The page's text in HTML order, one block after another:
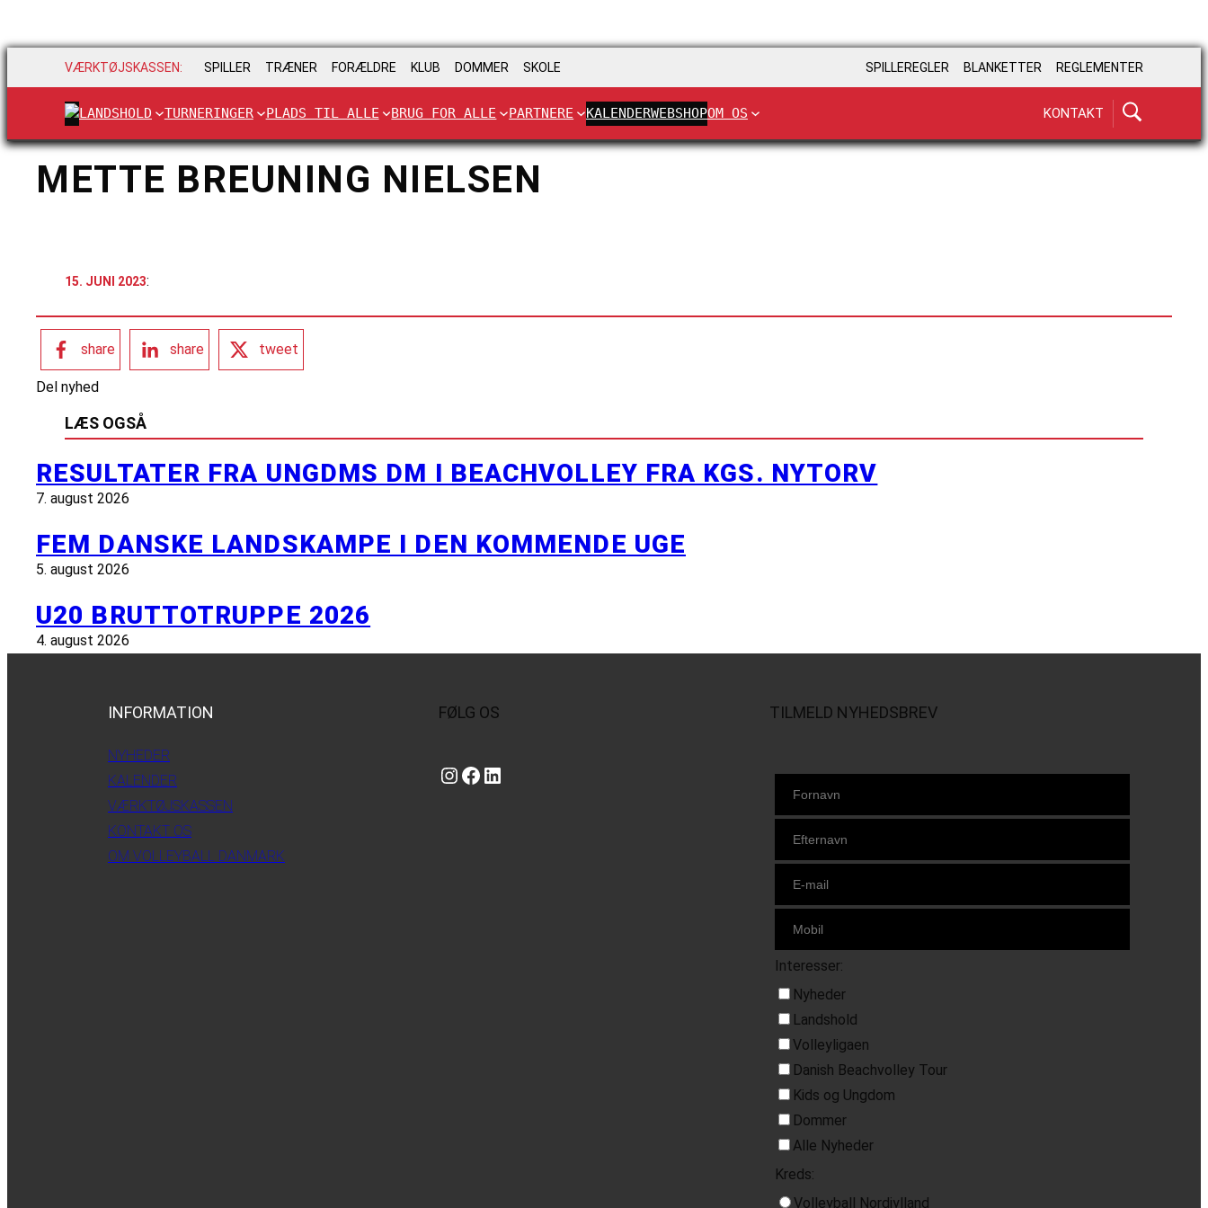
VÆRKTØJSKASSEN: SPILLER TRÆNER FORÆLDRE KLUB DOMMER SKOLE SPILLEREGLER BLANKETTER REGLEMENTER
LANDSHOLD TURNERINGER PLADS TIL ALLE BRUG FOR ALLE PARTNERE KALENDERWEBSHOPOM OS KONTAKT
METTE BREUNING NIELSEN
15. JUNI 2023:
share share tweet
Del nyhed
LÆS OGSÅ
RESULTATER FRA UNGDMS DM I BEACHVOLLEY FRA KGS. NYTORV
7. august 2026
FEM DANSKE LANDSKAMPE I DEN KOMMENDE UGE
5. august 2026
U20 BRUTTOTRUPPE 2026
4. august 2026
INFORMATION
NYHEDER
KALENDER
VÆRKTØJSKASSEN
KONTAKT OS
OM VOLLEYBALL DANMARK
FØLG OS
Instagram https://www.facebook.com/danishbeachvolleytour LinkedIn
TILMELD NYHEDSBREV
Interesser:
Nyheder
Landshold
Volleyligaen
Danish Beachvolley Tour
Kids og Ungdom
Dommer
Alle Nyheder
Kreds:
Volleyball Nordjylland